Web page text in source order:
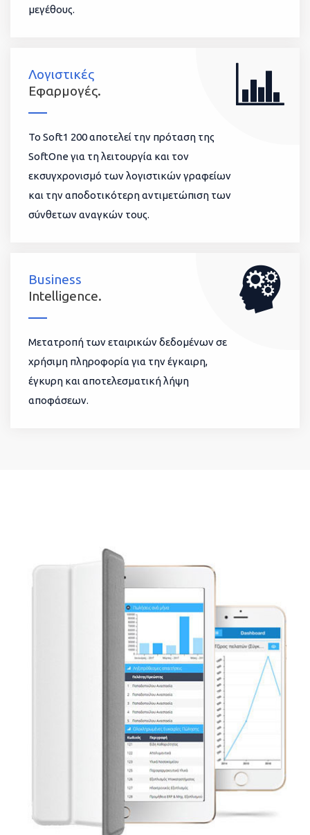
μεγέθους.
Λογιστικές
Εφαρμογές.
To Soft1 200 αποτελεί την πρόταση της
SoftOne για τη λειτουργία και τον
εκσυγχρονισμό των λογιστικών γραφείων
και την αποδοτικότερη αντιμετώπιση των
σύνθετων αναγκών τους.
Business
Intelligence.
Μετατροπή των εταιρικών δεδομένων σε
χρήσιμη πληροφορία για την έγκαιρη,
έγκυρη και αποτελεσματική λήψη
αποφάσεων.